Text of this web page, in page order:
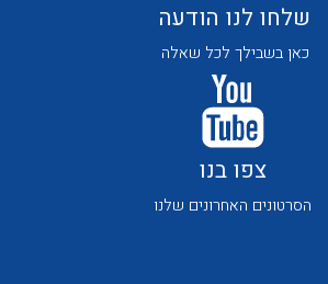
לכל מוצרי היצרן
שלחו לנו הודעה
כאן בשבילך לכל שאלה
צפו בנו
הסרטונים האחרונים שלנו